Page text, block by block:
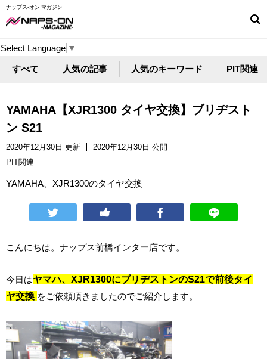
ナップス-オン マガジン
Select Language ▼
すべて 人気の記事 人気のキーワード PIT関連
YAMAHA【XJR1300 タイヤ交換】ブリヂスト
ン S21
2020年12月30日 更新
2020年12月30日 公開
PIT関連
YAMAHA、XJR1300のタイヤ交換
こんにちは。ナップス前橋インター店です。
今日はヤマハ、XJR1300にブリヂストンのS21で前後タイ
ヤ交換 をご依頼頂きましたのでご紹介します。